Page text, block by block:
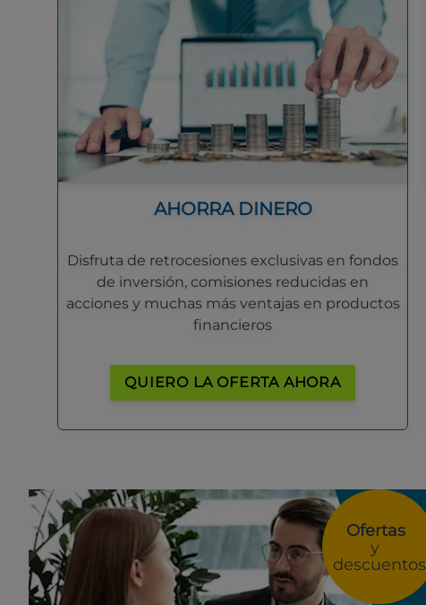
AHORRA DINERO
Disfruta de retrocesiones exclusivas en fondos
de inversión, comisiones reducidas en
acciones y muchas más ventajas en productos
financieros
QUIERO LA OFERTA AHORA
Ofertas
y
descuentos